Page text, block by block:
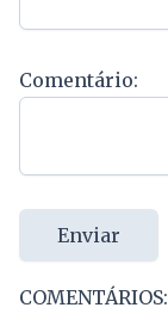
Comentário:
Enviar
COMENTÁRIOS: